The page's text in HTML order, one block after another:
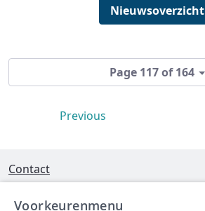
Nieuwsoverzicht
Page 117 of 164
Previous
Contact
Interleuvenlaan 58 - 3001 Heverlee
Voorkeurenmenu